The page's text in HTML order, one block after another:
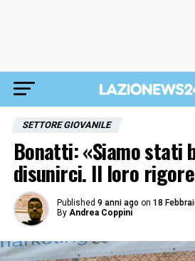
SETTORE GIOVANILE
Bonatti: «Siamo stati
disunirci. Il loro
Published 9 anni ago on 18
By Andrea Coppini